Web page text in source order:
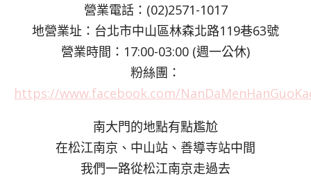
營業電話：(02)2571-1017
地營業址：台北市中山區林森北路119巷63號
營業時間：17:00-03:00 (週一公休)
粉絲團：
https://www.facebook.com/
南大門的地點有點尷尬
在松江南京、中山站、善導寺站中間
我們一路從松江南京走過去